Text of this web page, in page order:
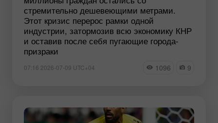
стремительно дешевеющими метрами.
Этот кризис перерос рамки одной
индустрии, затормозив всю экономику КНР
и оставив после себя пугающие города-
призраки
07:16 2026-07-09 UTC+04 1096 9